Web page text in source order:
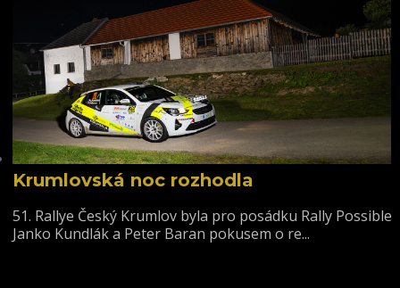
Krumlovská noc rozhodla
51. Rallye Český Krumlov byla pro posádku Rally Possible
Janko Kundlák a Peter Baran pokusem o re...